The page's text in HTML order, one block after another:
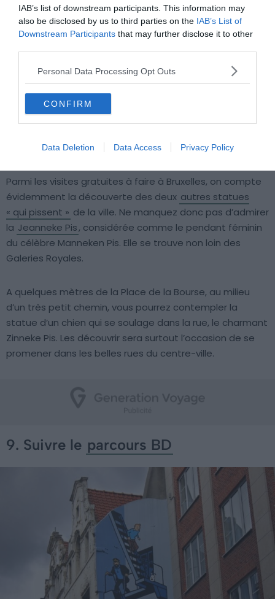
IAB’s list of downstream participants. This information may
also be disclosed by us to third parties on the IAB’s List of
Downstream Participants that may further disclose it to other
Personal Data Processing Opt Outs
CONFIRM
Data Deletion Data Access Privacy Policy
Crédit Photo : Shutterstock / Lena Maximova
Parmi les visites gratuites à faire à Bruxelles, on compte
évidemment la découverte des deux autres statues
« qui pissent » de la ville. Ne manquez donc pas d’admirer
la Jeanneke Pis, considérée comme le pendant féminin
du célèbre Manneken Pis. Elle se trouve non loin des
Galeries Royales.
A quelques mètres de la Place de la Bourse, au milieu
d’un très petit chemin, vous pourrez contempler la
statue d’un chien qui se soulage dans la rue, le charmant
Zinneke Pis. Les découvrir sera surtout l’occasion de se
promener dans les belles rues du centre-ville.
9. Suivre le parcours BD